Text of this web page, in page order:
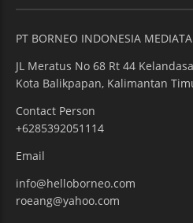
PT BORNEO INDONESIA
JL Meratus No 68 Rt 44
Kota Balikpapan, Kalimantan
Contact Person
+6285392051114
Email
info@helloborneo.com
roeang@yahoo.com